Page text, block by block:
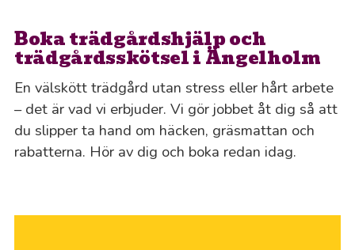
Boka trädgårdshjälp och
trädgårdsskötsel i Ängelholm
En välskött trädgård utan stress eller hårt arbete
– det är vad vi erbjuder. Vi gör jobbet åt dig så att
du slipper ta hand om häcken, gräsmattan och
rabatterna. Hör av dig och boka redan idag.